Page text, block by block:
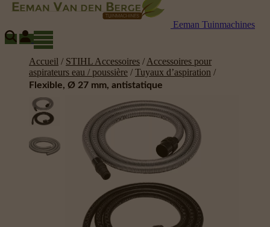
Eeman Tuinmachines
Accueil / STIHL Accessoires / Accessoires pour
aspirateurs eau / poussière / Tuyaux d’aspiration /
Flexible, Ø 27 mm, antistatique